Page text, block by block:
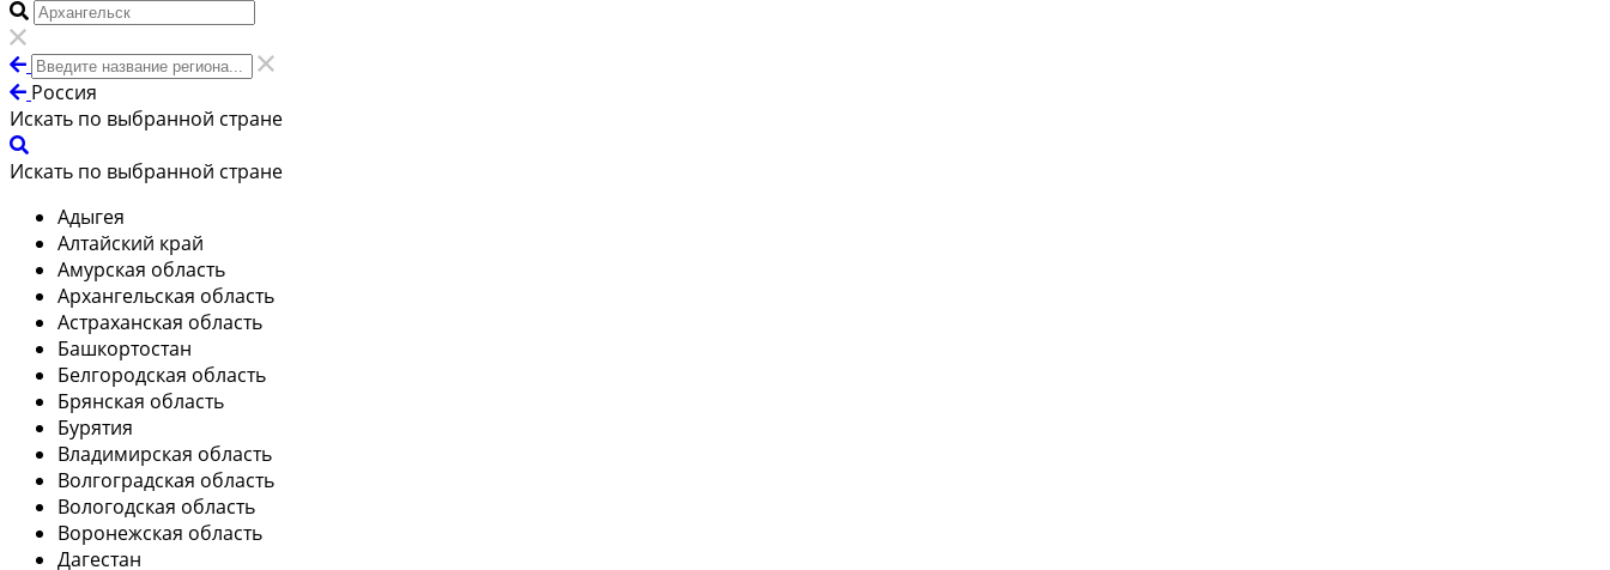
Россия
Искать по выбранной стране
Искать по выбранной стране
Адыгея
Алтайский край
Амурская область
Архангельская область
Астраханская область
Башкортостан
Белгородская область
Брянская область
Бурятия
Владимирская область
Волгоградская область
Вологодская область
Воронежская область
Дагестан